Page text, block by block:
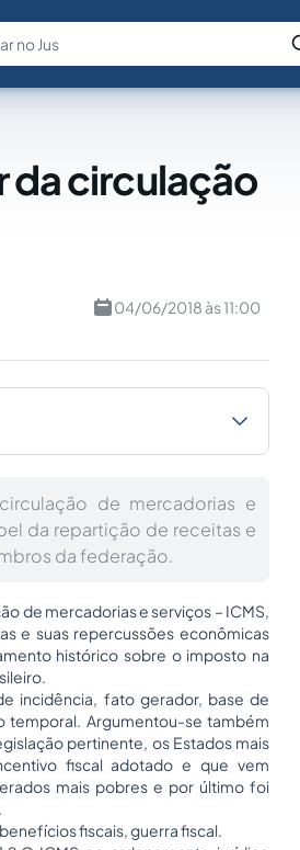
Fale com a IA Buscar no Jus
circulação
04/06/2018 às 11:00
de mercadorias e
da repartição de receitas e
da federação.
de mercadorias e serviços – ICMS,
e suas repercussões econômicas
histórico sobre o imposto na
incidência, fato gerador, base de
temporal. Argumentou-se também
pertinente, os Estados mais
fiscal adotado e que vem
mais pobres e por último foi
fiscais, guerra fiscal.